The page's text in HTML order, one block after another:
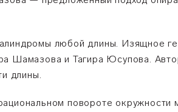
любой длины. Изящное
Шамазова и Тагира Юсупова.
длины.
повороте